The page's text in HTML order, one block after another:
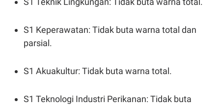
S1 Keperawatan: Tidak buta warna total dan
parsial.
S1 Akuakultur: Tidak buta warna total.
S1 Teknologi Industri Perikanan: Tidak buta